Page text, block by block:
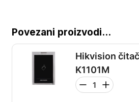
Povezani proizvodi...
Hikvision
K1101M